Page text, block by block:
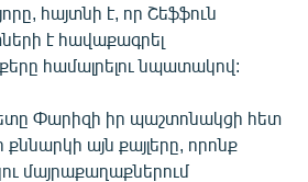
կայքերը
հայտնի է, որ Շեֆֆուն
է հավաքագրել
համալրելու նպատակով:
Փարիզի իր պաշտոնակցի հետ
այն քայլերը, որոնք
մայրաքաղաքներում